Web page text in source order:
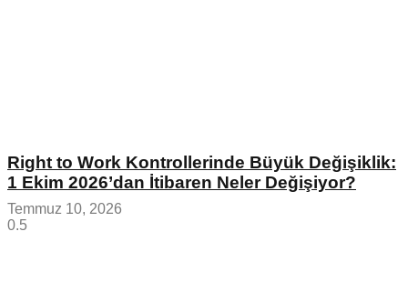
Right to Work Kontrollerinde Büyük Değişiklik:
1 Ekim 2026’dan İtibaren Neler Değişiyor?
Temmuz 10, 2026